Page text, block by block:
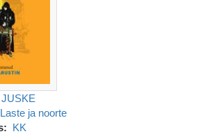
Laste ja noorte
KK